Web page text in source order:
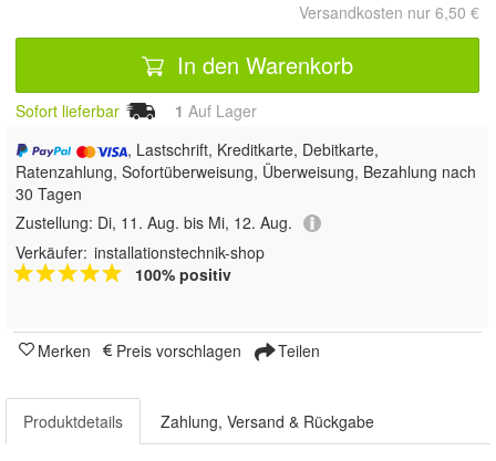
Versandkosten nur 6,50 €
In den Warenkorb
Sofort lieferbar 1 Auf Lager
, Lastschrift, Kreditkarte, Debitkarte,
Ratenzahlung, Sofortüberweisung, Überweisung, Bezahlung nach
30 Tagen
Zustellung: Di, 11. Aug. bis Mi, 12. Aug.
Verkäufer: installationstechnik-shop
100% positiv
Merken Preis vorschlagen Teilen
Produktdetails Zahlung, Versand & Rückgabe